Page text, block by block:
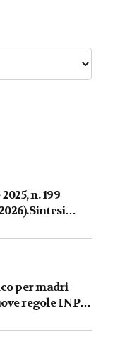
n. 199
e per
per madri
regole INPS